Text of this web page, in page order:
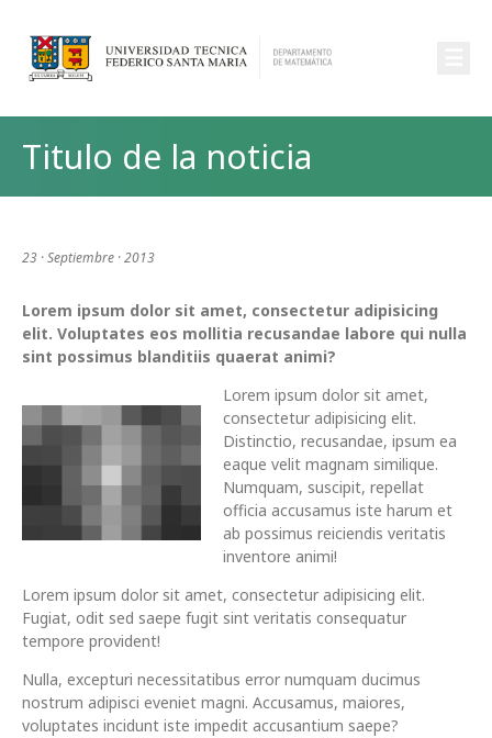
Titulo de la noticia
23 · Septiembre · 2013
Lorem ipsum dolor sit amet, consectetur adipisicing
elit. Voluptates eos mollitia recusandae labore qui nulla
sint possimus blanditiis quaerat animi?
Lorem ipsum dolor sit amet,
consectetur adipisicing elit.
Distinctio, recusandae, ipsum ea
eaque velit magnam similique.
Numquam, suscipit, repellat
officia accusamus iste harum et
ab possimus reiciendis veritatis
inventore animi!
Lorem ipsum dolor sit amet, consectetur adipisicing elit.
Fugiat, odit sed saepe fugit sint veritatis consequatur
tempore provident!
Nulla, excepturi necessitatibus error numquam ducimus
nostrum adipisci eveniet magni. Accusamus, maiores,
voluptates incidunt iste impedit accusantium saepe?